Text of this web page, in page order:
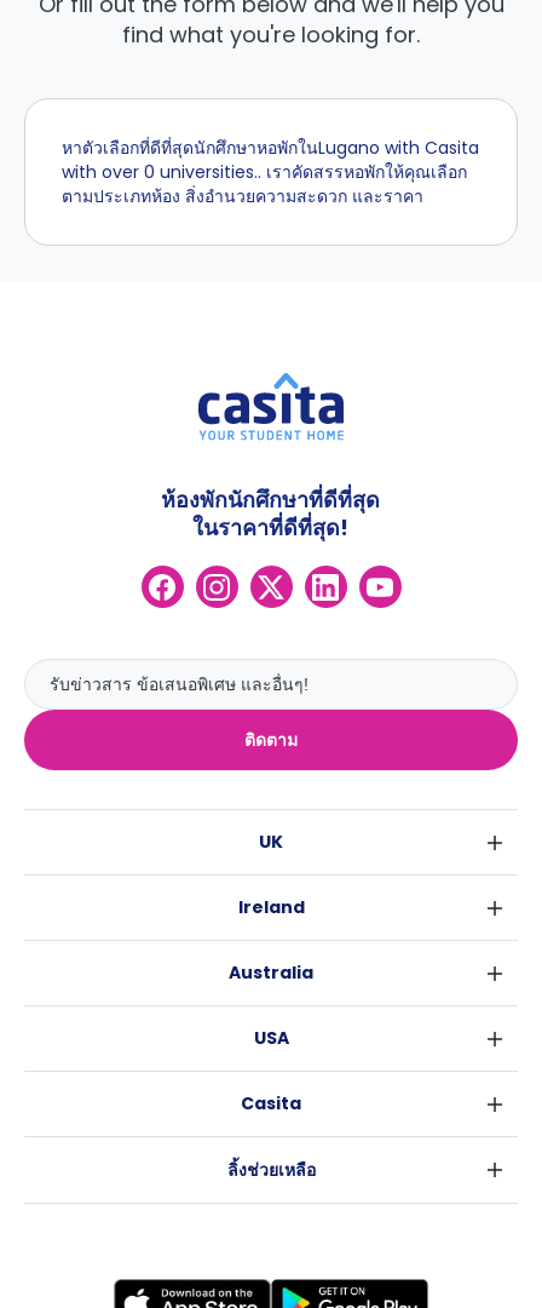
find what you're looking for.
หาตัวเลือกที่ดีที่สุดนักศึกษาหอพักในLugano with Casita
with over 0 universities.. เราคัดสรรหอพักให้คุณเลือก
ตามประเภทห้อง สิ่งอำนวยความสะดวก และราคา
ติดตาม
ห้องพักนักศึกษาที่ดีที่สุด
ในราคาที่ดีที่สุด!
UK
กลาสโกว
เอดินเบอระ
ลีดส์
บริสโทล
คาร์ดิฟ
แบรดฟอร์ด
Ireland
Australia
บริสเบน
อะเดลายด์
USA
แอตแลนตา
Casita
ลิ้งช่วยเหลือ